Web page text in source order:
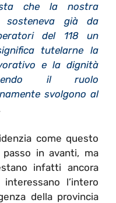
che la nostra
sosteneva già da
del 118 un
tutelarne la
e la dignità
il ruolo
svolgono al
come questo
in avanti, ma
infatti ancora
l’intero
della provincia